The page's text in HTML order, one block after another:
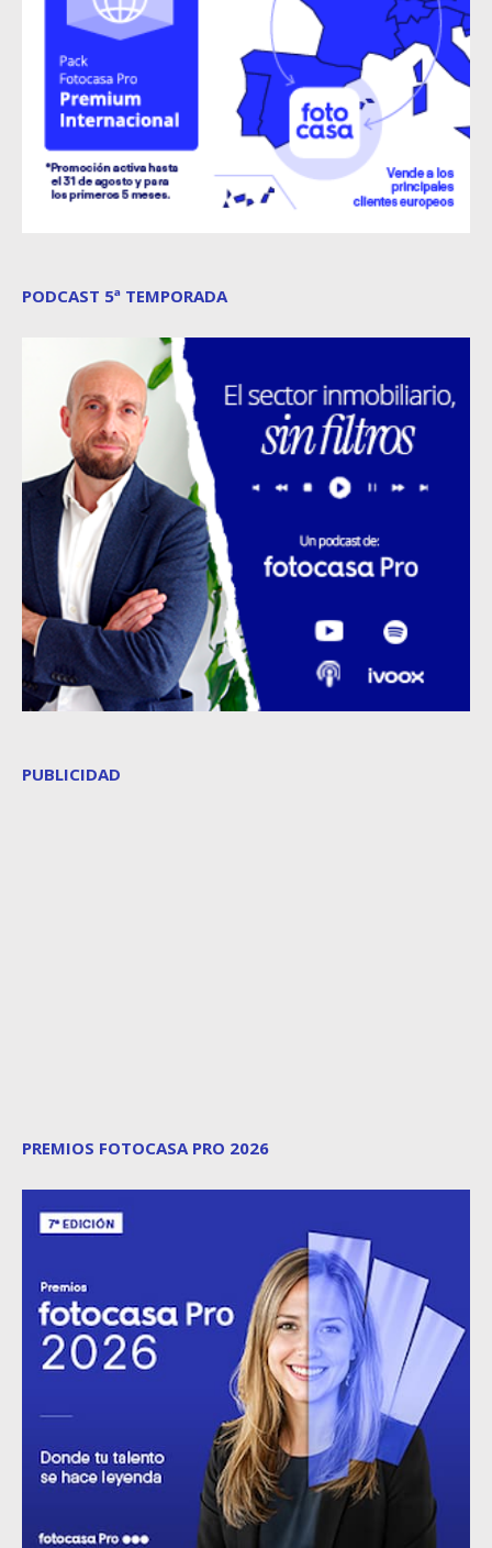
PODCAST 5ª TEMPORADA
PUBLICIDAD
PREMIOS FOTOCASA PRO 2026